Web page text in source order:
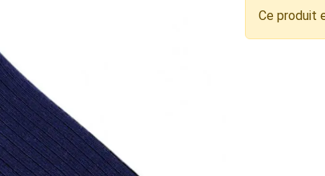
Ce produit